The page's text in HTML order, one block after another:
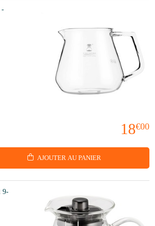
-
18€00
AJOUTER AU PANIER
9-